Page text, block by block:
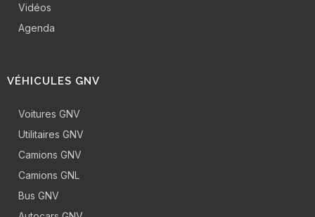
Vidéos
Agenda
VÉHICULES GNV
Voitures GNV
Utilitaires GNV
Camions GNV
Camions GNL
Bus GNV